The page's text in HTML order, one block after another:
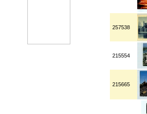
257538
215554
215665